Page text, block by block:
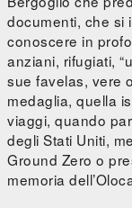
documenti, che si
conoscere in
anziani, rifugiati,
sue favelas, vere
medaglia, quella
viaggi, quando
degli Stati Uniti,
Ground Zero o
memoria